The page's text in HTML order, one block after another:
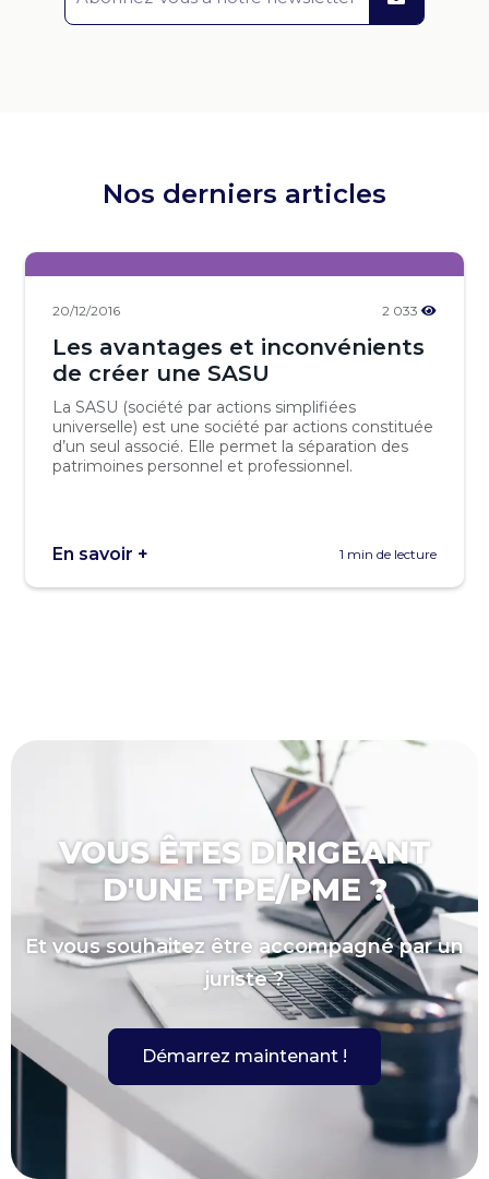
Nos derniers articles
20/12/2016 2 033
Les avantages et inconvénients
de créer une SASU
La SASU (société par actions simplifiées
universelle) est une société par actions constituée
d’un seul associé. Elle permet la séparation des
patrimoines personnel et professionnel.
En savoir + 1 min de lecture
VOUS ÊTES DIRIGEANT
D'UNE TPE/PME ?
Et vous souhaitez être accompagné par un
juriste ?
Démarrez maintenant !